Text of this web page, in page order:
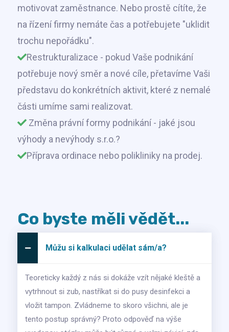
motivovat zaměstnance. Nebo prostě cítíte, že
na řízení firmy nemáte čas a potřebujete "uklidit
trochu nepořádku".
Restrukturalizace - pokud Vaše podnikání
potřebuje nový směr a nové cíle, přetavíme Vaši
představu do konkrétních aktivit, které z nemalé
části umíme sami realizovat.
Změna právní formy podnikání - jaké jsou
výhody a nevýhody s.r.o.?
Příprava ordinace nebo polikliniky na prodej.
Co byste měli vědět...
Můžu si kalkulaci udělat sám/a?
Teoreticky každý z nás si dokáže vzít nějaké kleště a
vytrhnout si zub, nastříkat si do pusy desinfekci a
vložit tampon. Zvládneme to skoro všichni, ale je
tento postup správný? Proto odpověď na výše